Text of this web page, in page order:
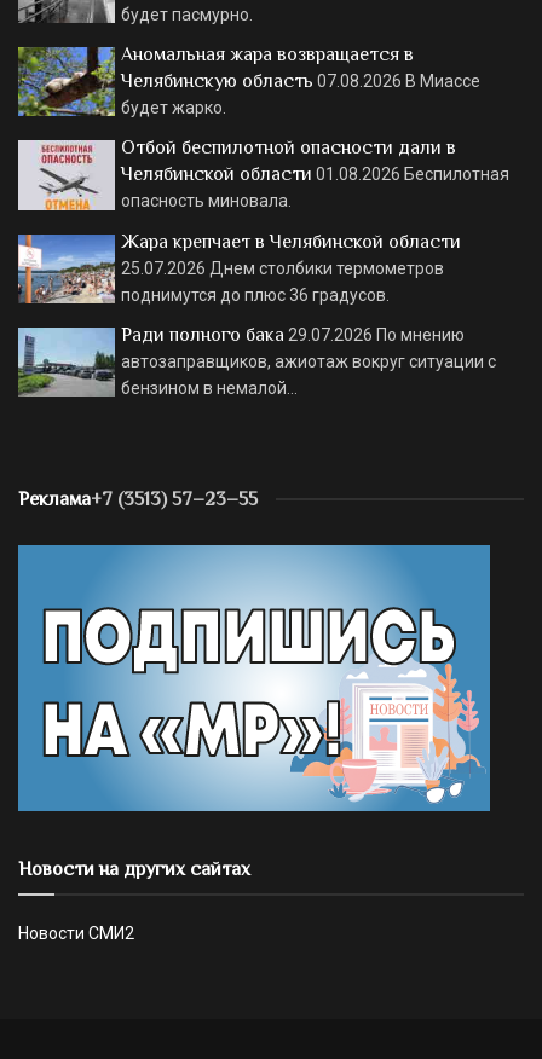
будет пасмурно.
Аномальная жара возвращается в
Челябинскую область 07.08.2026 В Миассе
будет жарко.
Отбой беспилотной опасности дали в
Челябинской области 01.08.2026 Беспилотная
опасность миновала.
Жара крепчает в Челябинской области
25.07.2026 Днем столбики термометров
поднимутся до плюс 36 градусов.
Ради полного бака 29.07.2026 По мнению
автозаправщиков, ажиотаж вокруг ситуации с
бензином в немалой…
Реклама+7 (3513) 57–23–55
Новости на других сайтах
Новости СМИ2